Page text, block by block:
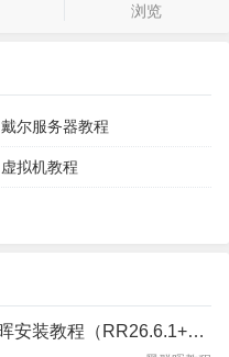
浏览
戴尔服务器教程
虚拟机教程
2026年6月最新黑群晖安装教程（RR26.6.1+DSM7.4）